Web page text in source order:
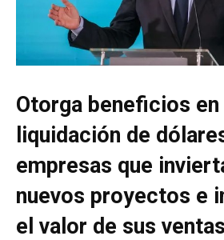
Otorga beneficios en
liquidación de
empresas que
nuevos proyectos e
el valor de sus